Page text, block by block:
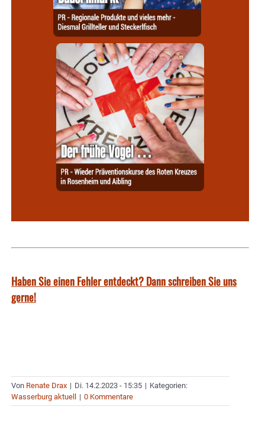
Haben Sie einen Fehler entdeckt? Dann schreiben Sie uns
gerne!
Von Renate Drax | Di. 14.2.2023 - 15:35 | Kategorien:
Wasserburg aktuell
| 0 Kommentare